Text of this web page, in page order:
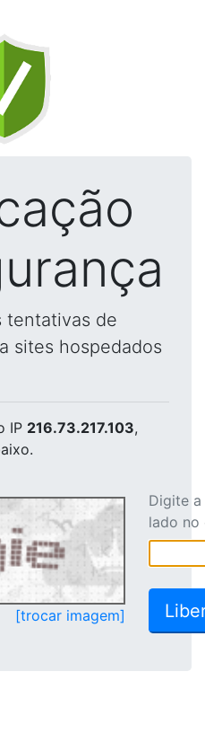
tentativas de
sites hospedados
IP 216.73.217.103,
[trocar imagem]
Digite
lado no